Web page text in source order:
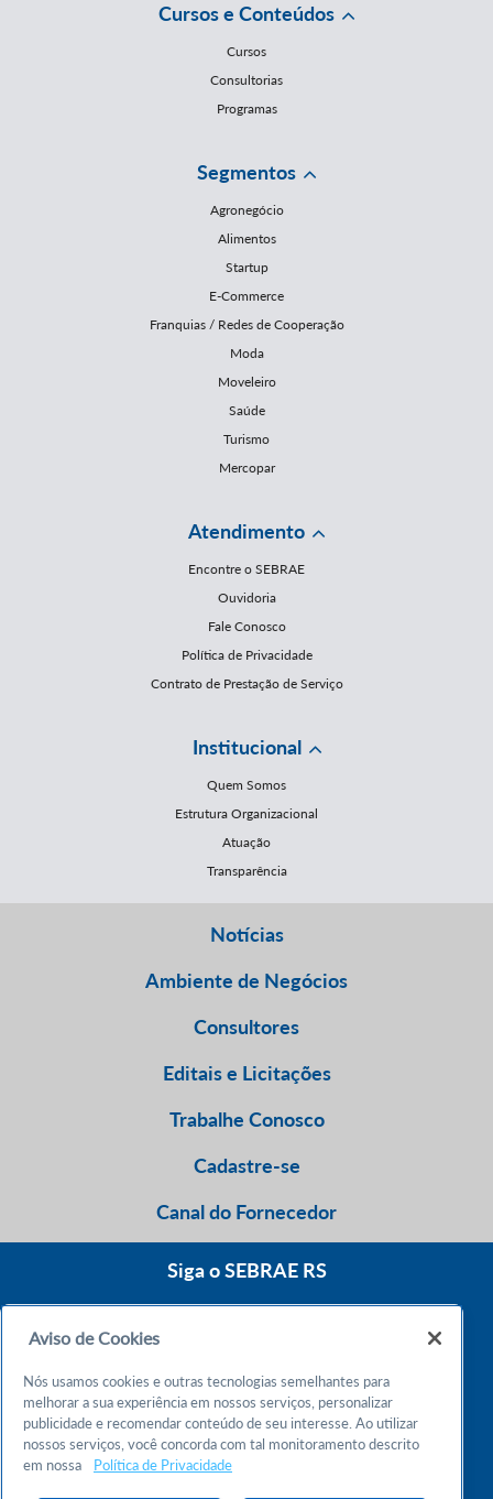
Cursos e Conteúdos
Cursos
Consultorias
Programas
Segmentos
Agronegócio
Alimentos
Startup
E-Commerce
Franquias / Redes de Cooperação
Moda
Moveleiro
Saúde
Turismo
Mercopar
Atendimento
Encontre o SEBRAE
Ouvidoria
Fale Conosco
Política de Privacidade
Contrato de Prestação de Serviço
Institucional
Quem Somos
Estrutura Organizacional
Atuação
Transparência
Notícias
Ambiente de Negócios
Consultores
Editais e Licitações
Trabalhe Conosco
Cadastre-se
Canal do Fornecedor
Siga o SEBRAE RS
Atendimento 24h
Chame no WhatsApp
Aviso de Cookies
Nós usamos cookies e outras tecnologias semelhantes para
melhorar a sua experiência em nossos serviços, personalizar
publicidade e recomendar conteúdo de seu interesse. Ao utilizar
nossos serviços, você concorda com tal monitoramento descrito
em nossa
Política de Privacidade